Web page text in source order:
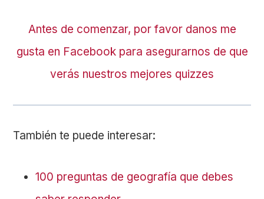
Antes de comenzar, por favor danos me
gusta en Facebook para asegurarnos de que
verás nuestros mejores quizzes
También te puede interesar:
100 preguntas de geografía que debes